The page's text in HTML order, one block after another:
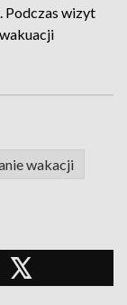
Podczas wizyt
wakacji